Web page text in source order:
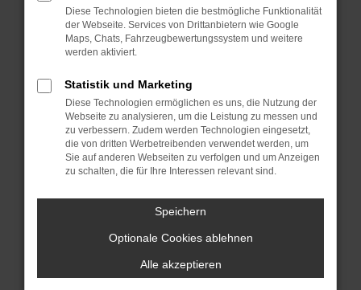
Starte dein Gerät neu.
Das kann manchmal helfen, vorübergehende
Probleme zu beheben.
Betriebssystem auf dem neuesten Stand
sind.
Veraltete Software birgt nicht nur ein
Sicherheitsrisiko, sondern kann auch dazu
führen, dass bestimmte Funktionen nicht mehr
unterstützt werden.
Wende dich an den Webseitenbetreiber.
Wenn du alle oben genannten Schritte versucht
hast, kontaktiere uns bitte. Wir werden
uns diesen Text schicken, um uns bei der
Diese Technologien bieten die bestmögliche Funktionalität
der Webseite. Services von Drittanbietern wie Google
Maps, Chats, Fahrzeugbewertungssystem und weitere
werden aktiviert.
Statistik und Marketing
Diese Technologien ermöglichen es uns, die Nutzung der
Webseite zu analysieren, um die Leistung zu messen und
zu verbessern. Zudem werden Technologien eingesetzt,
die von dritten Werbetreibenden verwendet werden, um
Sie auf anderen Webseiten zu verfolgen und um Anzeigen
zu schalten, die für Ihre Interessen relevant sind.
Speichern
Optionale Cookies ablehnen
Alle akzeptieren